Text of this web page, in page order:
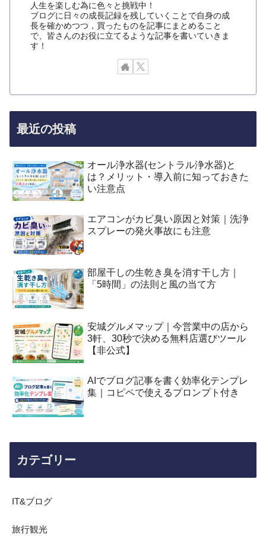
人生を楽しむ為に色々と挑戦中！
ブログに日々の成長記録を残していくことで自身の成
長を確かめつつ，買ったものを記事にまとめること
で、皆さんのお役に立てるような記事を書いていきま
す！
最近の投稿
オール浄水器(セントラル浄水器)と
は？メリット・導入前に知っておきた
い注意点
エアコンがカビ臭い原因と対策｜洗浄
スプレーの発火事故にも注意
部屋干しの生乾き臭を消す干し方｜
「5時間」の法則と風の当て方
安城グルメマップ｜今営業中の店から
3軒、30秒で決める無料店選びツール
【非公式】
AIでブログ記事を書く効率化テンプレ
集｜コピペで使えるプロンプト付き
カテゴリー
IT&ブログ
旅行観光